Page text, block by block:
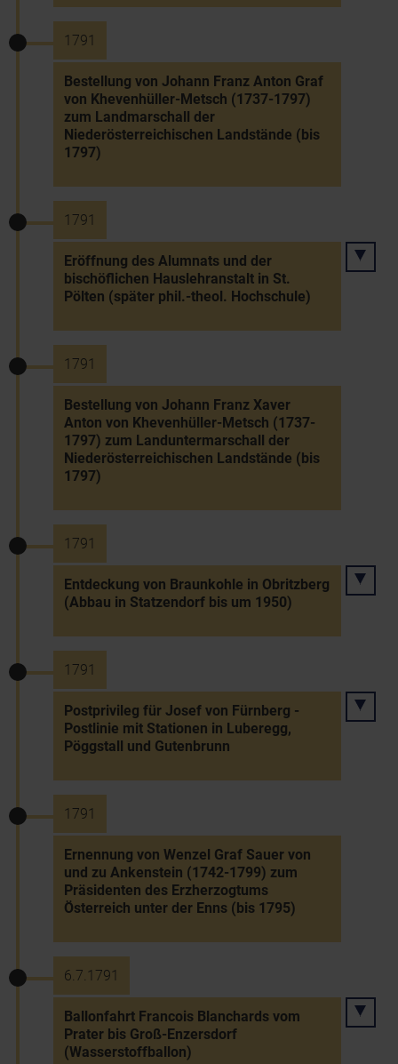
1791
Bestellung von Johann Franz Anton Graf
von Khevenhüller-Metsch (1737-1797)
zum Landmarschall der
Niederösterreichischen Landstände (bis
1797)
1791
Eröffnung des Alumnats und der
bischöflichen Hauslehranstalt in St.
Pölten (später phil.-theol. Hochschule)
1791
Bestellung von Johann Franz Xaver
Anton von Khevenhüller-Metsch (1737-
1797) zum Landuntermarschall der
Niederösterreichischen Landstände (bis
1797)
1791
Entdeckung von Braunkohle in Obritzberg
(Abbau in Statzendorf bis um 1950)
1791
Postprivileg für Josef von Fürnberg -
Postlinie mit Stationen in Luberegg,
Pöggstall und Gutenbrunn
1791
Ernennung von Wenzel Graf Sauer von
und zu Ankenstein (1742-1799) zum
Präsidenten des Erzherzogtums
Österreich unter der Enns (bis 1795)
6.7.1791
Ballonfahrt Francois Blanchards vom
Prater bis Groß-Enzersdorf
(Wasserstoffballon)